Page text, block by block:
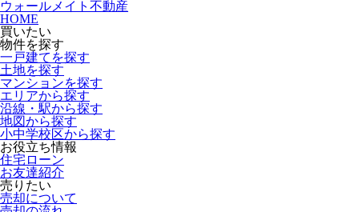
ウォールメイト不動産
HOME
買いたい
物件を探す
一戸建てを探す
土地を探す
マンションを探す
エリアから探す
沿線・駅から探す
地図から探す
小中学校区から探す
お役立ち情報
住宅ローン
お友達紹介
売りたい
売却について